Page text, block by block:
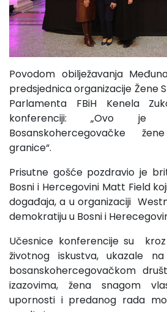
Povodom obilježavanja
predsjednica organizacije Žene
Parlamenta FBiH Kenela
konferenciji: „Ovo je
Bosanskohercegovačke
granice“.
Prisutne gošće pozdravio je
Bosni i Hercegovini Matt Field
događaja, a u organizaciji
demokratiju u Bosni i
Učesnice konferencije su
životnog iskustva, ukazale
bosanskohercegovačkom
izazovima, žena snagom
upornosti i predanog rada